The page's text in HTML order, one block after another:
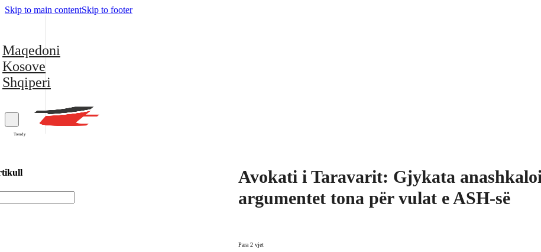
Skip to main contentSkip to footer
Maqedoni
Kosove
Shqiperi
Trendy
Avokati i Taravarit: Gjykata anashkaloi
argumentet tona për vulat e ASH-së
Para 2 vjet